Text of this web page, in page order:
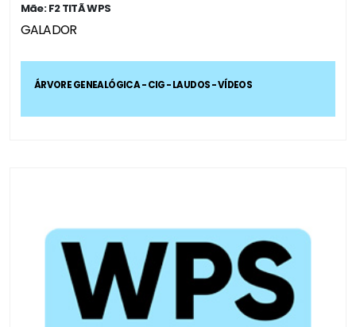
Mãe: F2 TITÃ WPS
GALADOR
ÁRVORE GENEALÓGICA - CIG - LAUDOS - VÍDEOS